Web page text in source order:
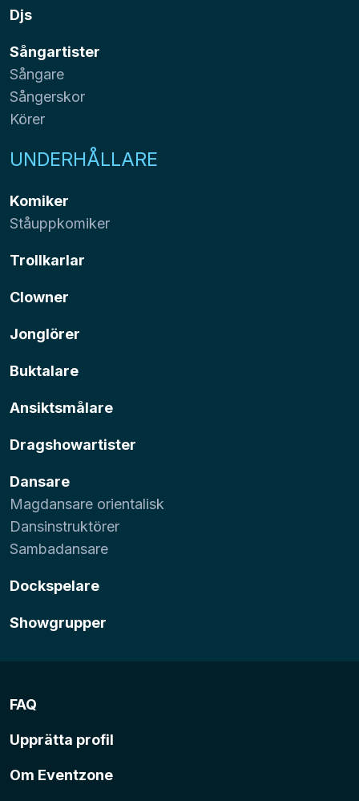
Djs
Sångartister
Sångare
Sångerskor
Körer
UNDERHÅLLARE
Komiker
Ståuppkomiker
Trollkarlar
Clowner
Jonglörer
Buktalare
Ansiktsmålare
Dragshowartister
Dansare
Magdansare orientalisk
Dansinstruktörer
Sambadansare
Dockspelare
Showgrupper
FAQ
Upprätta profil
Om Eventzone